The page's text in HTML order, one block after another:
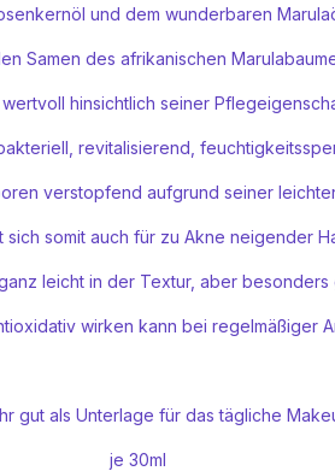
und dem wunderbaren
Samen des afrikanischen
hinsichtlich seiner
revitalisierend,
verstopfend aufgrund seiner
sich somit auch für zu Akne neigender
leicht in der Textur, aber
wirken kann bei regelmäßiger
gut als Unterlage für das tägliche
je 30ml